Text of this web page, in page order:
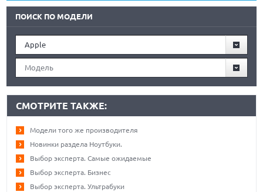
ПОИСК ПО МОДЕЛИ
Apple
Модель
СМОТРИТЕ ТАКЖЕ:
Модели того же производителя
Новинки раздела Ноутбуки.
Выбор эксперта. Самые ожидаемые
Выбор эксперта. Бизнес
Выбор эксперта. Ультрабуки